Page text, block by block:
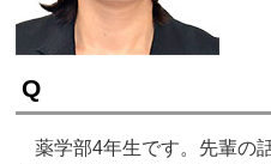
Q
薬学部4年生です。先輩の